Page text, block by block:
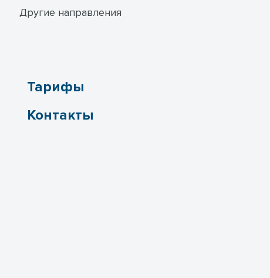
Другие направления
Тарифы
Контакты